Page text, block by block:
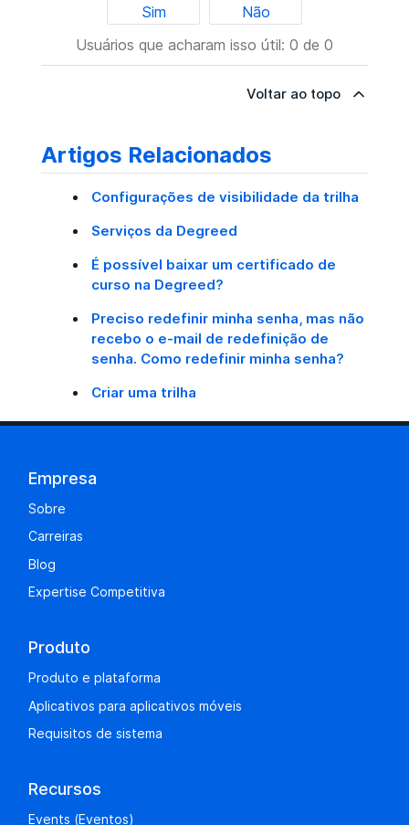
Sim
Não
Usuários que acharam isso útil: 0 de 0
Voltar ao topo
Artigos Relacionados
Configurações de visibilidade da trilha
Serviços da Degreed
É possível baixar um certificado de
curso na Degreed?
Preciso redefinir minha senha, mas não
recebo o e-mail de redefinição de
senha. Como redefinir minha senha?
Criar uma trilha
Empresa
Sobre
Carreiras
Blog
Expertise Competitiva
Produto
Produto e plataforma
Aplicativos para aplicativos móveis
Requisitos de sistema
Recursos
Events (Eventos)